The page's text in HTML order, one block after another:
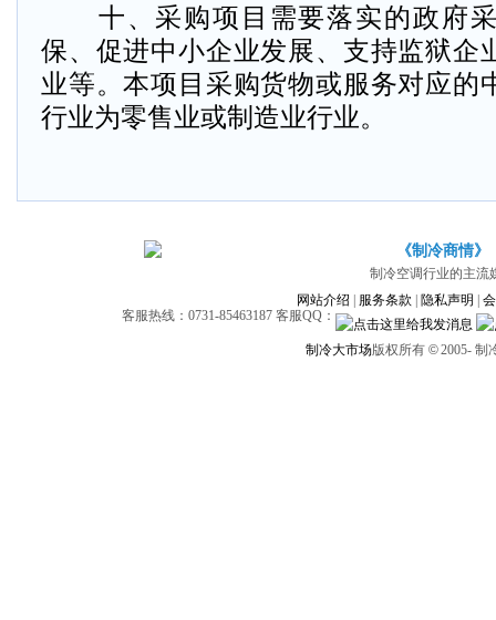
十、采购项目需要落实的政府采
保、促进中小企业发展、支持监狱企
业等。本项目采购货物或服务对应的
行业为零售业或制造业行业。
《制冷商情》
制冷空调行业的主流
网站介绍
服务条款 隐私声明
客服热线：0731-85463187 客服QQ：
制冷大市场版权所有 ©2005-制